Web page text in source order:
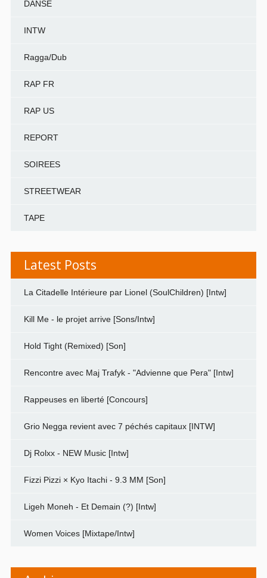
DANSE
INTW
Ragga/Dub
RAP FR
RAP US
REPORT
SOIREES
STREETWEAR
TAPE
Latest Posts
La Citadelle Intérieure par Lionel (SoulChildren) [Intw]
Kill Me - le projet arrive [Sons/Intw]
Hold Tight (Remixed) [Son]
Rencontre avec Maj Trafyk - "Advienne que Pera" [Intw]
Rappeuses en liberté [Concours]
Grio Negga revient avec 7 péchés capitaux [INTW]
Dj Rolxx - NEW Music [Intw]
Fizzi Pizzi × Kyo Itachi - 9.3 MM [Son]
Ligeh Moneh - Et Demain (?) [Intw]
Women Voices [Mixtape/Intw]